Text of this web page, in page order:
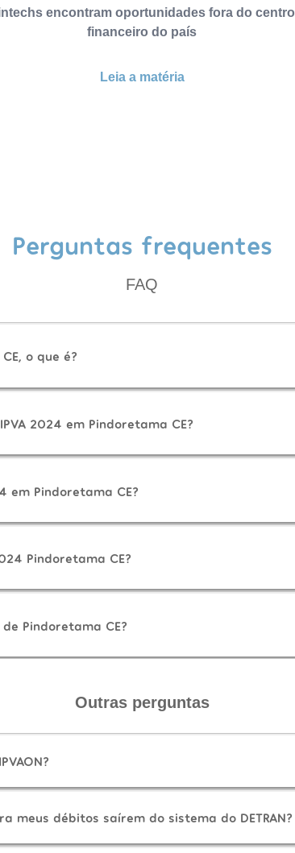
encontram oportunidades fora do centro
financeiro do país
Leia a matéria
Perguntas frequentes
FAQ
o que é?
2024 em Pindoretama CE?
em Pindoretama CE?
Pindoretama CE?
Pindoretama CE?
Outras perguntas
meus débitos saírem do sistema do DETRAN?